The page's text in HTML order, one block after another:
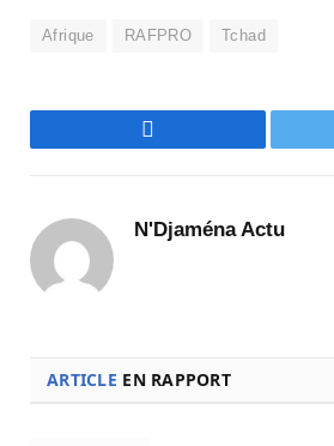
Afrique RAFPRO Tchad
Facebook
N'Djaména Actu
ARTICLE EN RAPPORT